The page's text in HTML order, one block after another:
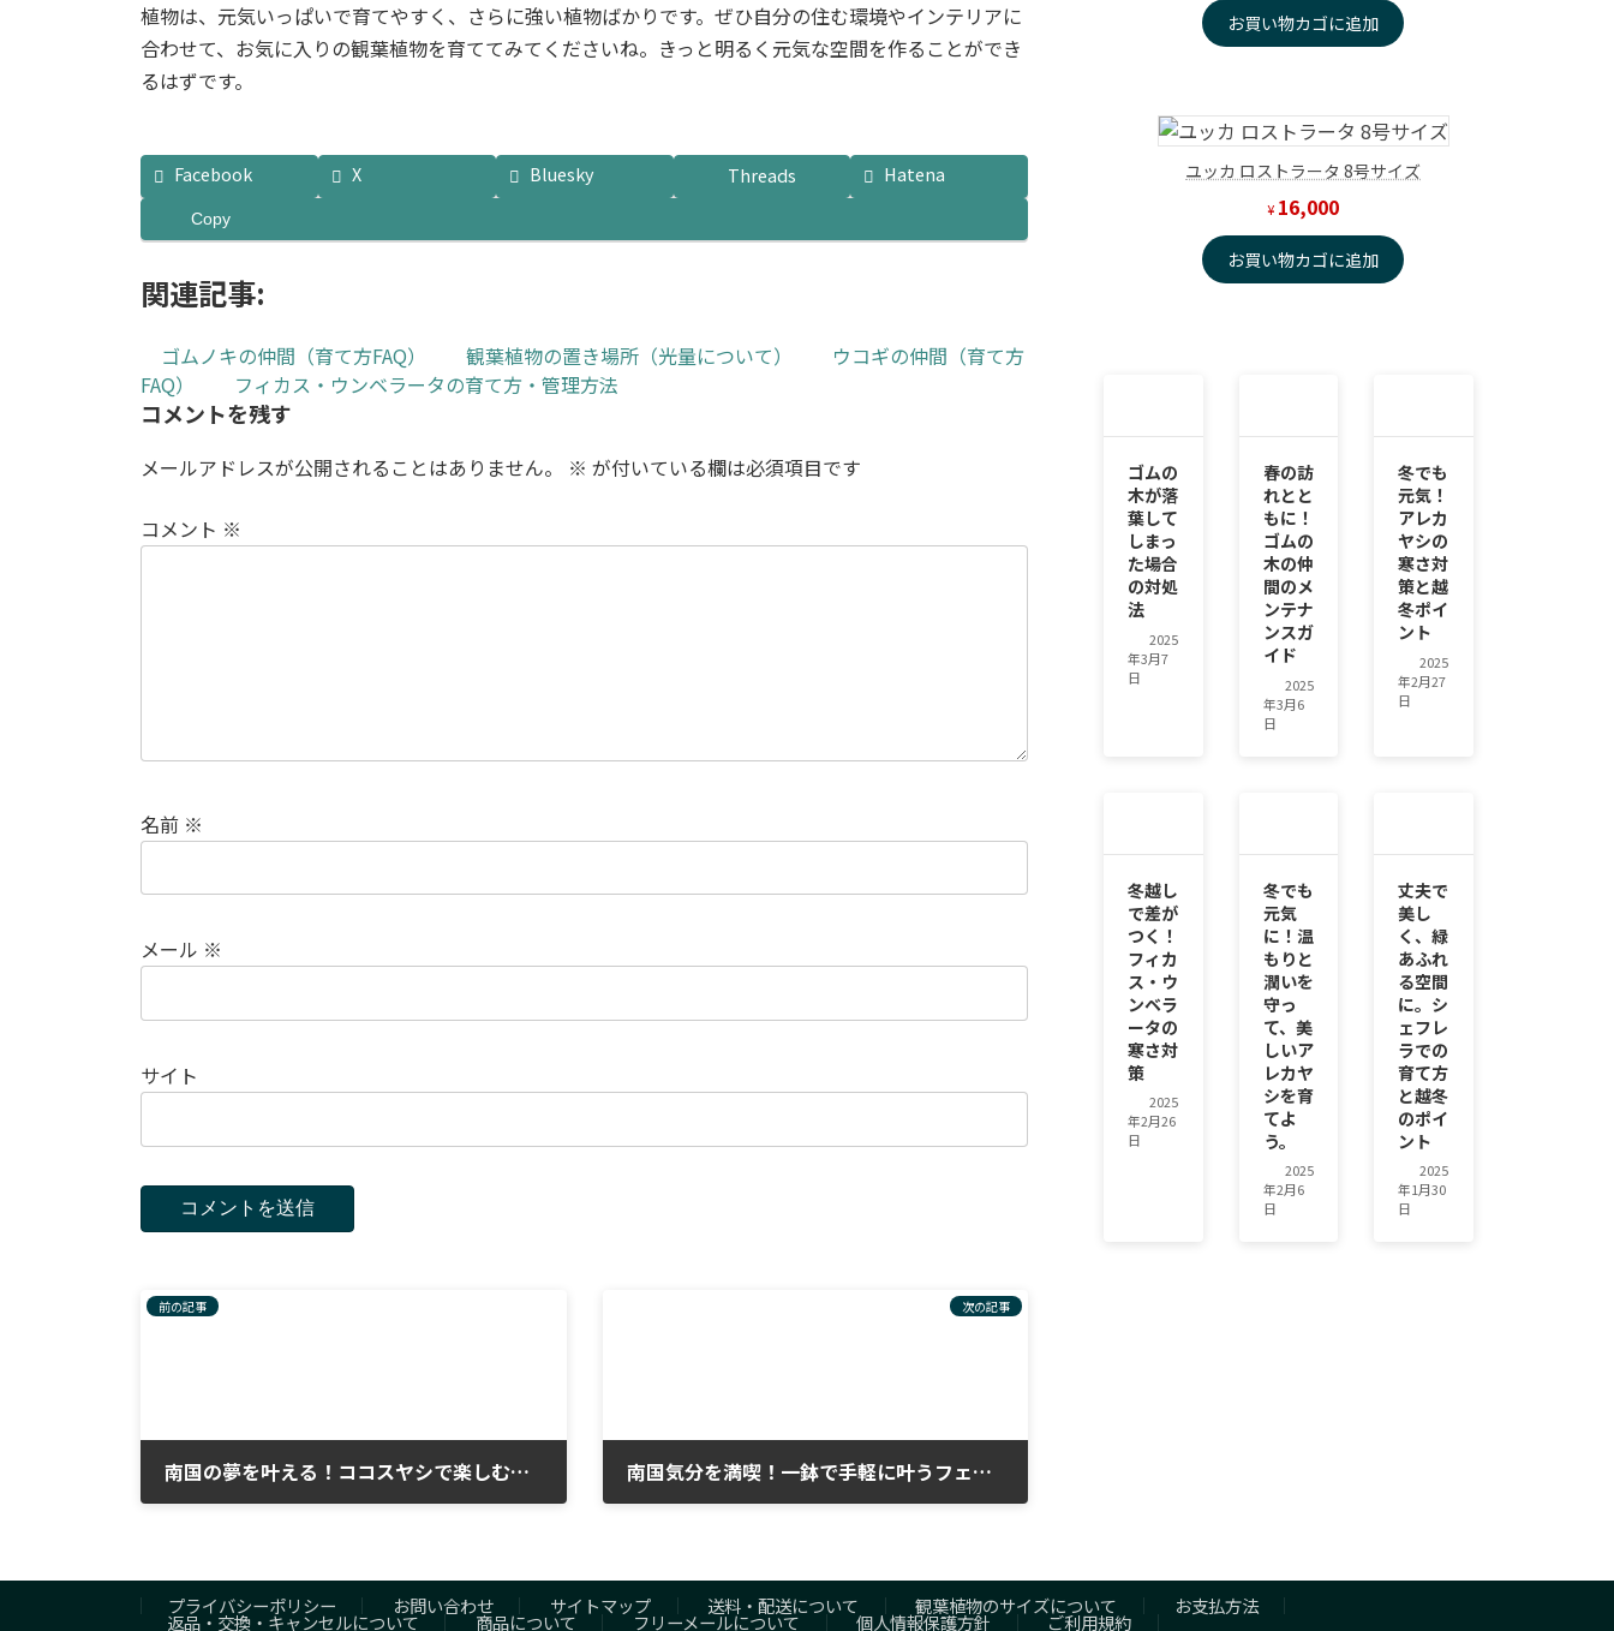
植物は、元気いっぱいで育てやすく、さらに強い植物ばかりです。ぜひ自分の住む環境やインテリアに
合わせて、お気に入りの観葉植物を育ててみてくださいね。きっと明るく元気な空間を作ることができ
るはずです。
Facebook X Bluesky Threads Hatena
Copy
関連記事:
ゴムノキの仲間（育て方FAQ） 観葉植物の置き場所（光量について）
ウコギの仲間（育て方
FAQ）
フィカス・ウンベラータの育て方・管理方法
コメントを残す
メールアドレスが公開されることはありません。 ※ が付いている欄は必須項目です
コメント ※
名前 ※
メール ※
サイト
前の記事
南国の夢を叶える！ココスヤシで楽しむ南国風庭づくり
次の記事
南国気分を満喫！一鉢で手軽に叶うフェニックス・ロべレニーの魅力
お買い物カゴに追加
ユッカ ロストラータ 8号サイズ
¥ 16,000
お買い物カゴに追加
ゴムの
木が落
葉して
しまっ
た場合
の対処
法
2025
年3月7
日
春の訪
れとと
もに！
ゴムの
木の仲
間のメ
ンテナ
ンスガ
イド
2025
年3月6
日
冬でも
元気！
アレカ
ヤシの
寒さ対
策と越
冬ポイ
ント
2025
年2月27
日
冬越し
で差が
つく！
フィカ
ス・ウ
ンベラ
ータの
寒さ対
策
2025
年2月26
日
冬でも
元気
に！温
もりと
潤いを
守っ
て、美
しいア
レカヤ
シを育
てよ
う。
2025
年2月6
日
丈夫で
美し
く、緑
あふれ
る空間
に。シ
ェフレ
ラでの
育て方
と越冬
のポイ
ント
2025
年1月30
日
プライバシーポリシー お問い合わせ サイトマップ 送料・配送について 観葉植物のサイズについて お支払方法
返品・交換・キャンセルについて 商品について フリーメールについて 個人情報保護方針 ご利用規約